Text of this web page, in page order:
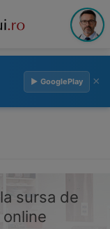
▶ GooglePlay ×
sursa de